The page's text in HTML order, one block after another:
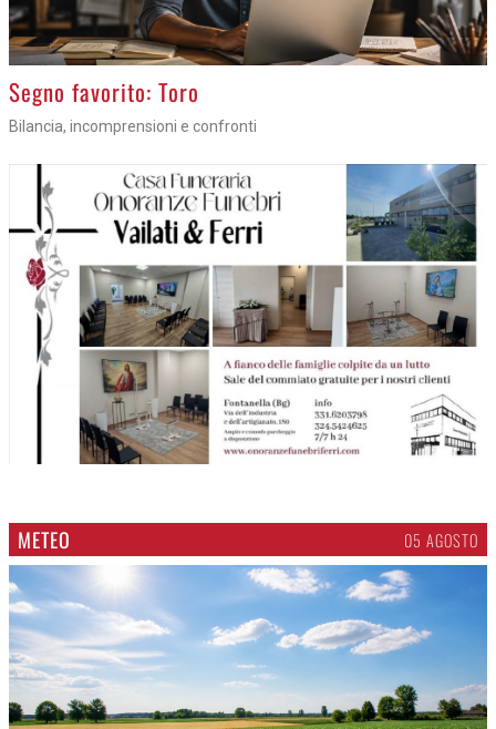
>
Segno favorito: Toro
Bilancia, incomprensioni e confronti
METEO 05 AGOSTO